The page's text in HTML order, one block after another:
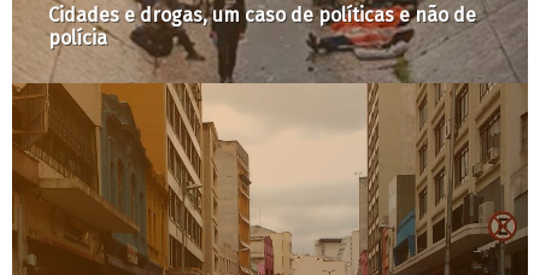
Cidades e drogas, um caso de políticas e não de
polícia